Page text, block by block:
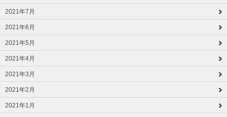
2021年7月
2021年6月
2021年5月
2021年4月
2021年3月
2021年2月
2021年1月